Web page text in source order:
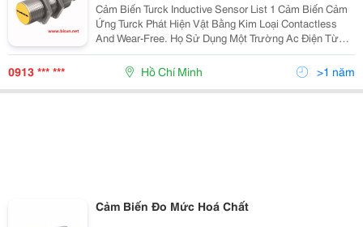
Cảm Biến Turck Inductive Sensor List 1 Cảm Biến Cảm
Ứng Turck Phát Hiện Vật Bằng Kim Loại Contactless
And Wear-Free. Họ Sử Dụng Một Trường Ac Điện Từ
Tần Số Cao Mà Tương Tác Với Các Mục Tiêu. Điểm
Mạnh Là Độ Bền Rất Lớn, Độ Tin Cậy, Tầ
0913 *** *** Hồ Chí Minh >1 năm
Cảm Biến Đo Mức Hoá Chất